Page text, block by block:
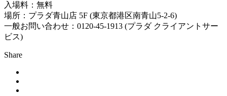
入場料：無料
場所：プラダ青山店 5F (東京都港区南青山5-2-6)
一般お問い合わせ：0120-45-1913 (プラダ クライアントサー
ビス)
Share